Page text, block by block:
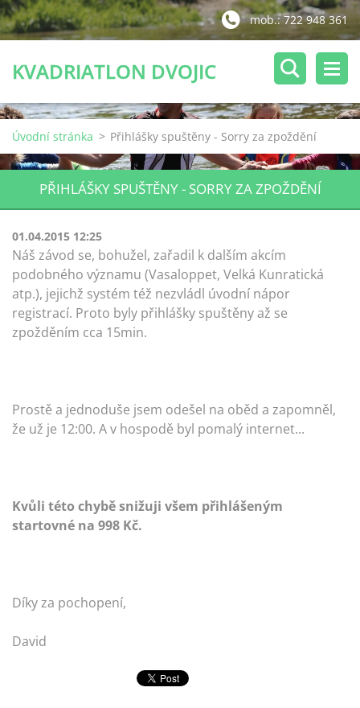
mob.: 722 948 361
KVADRIATLON DVOJIC
Úvodní stránka > Přihlášky spuštěny - Sorry za zpoždění
PŘIHLÁŠKY SPUŠTĚNY - SORRY ZA ZPOŽDĚNÍ
01.04.2015 12:25
Náš závod se, bohužel, zařadil k dalším akcím
podobného významu (Vasaloppet, Velká Kunratická
atp.), jejichž systém též nezvládl úvodní nápor
registrací. Proto byly přihlášky spuštěny až se
zpožděním cca 15min.
Prostě a jednoduše jsem odešel na oběd a zapomněl,
že už je 12:00. A v hospodě byl pomalý internet...
Kvůli této chybě snižuji všem přihlášeným
startovné na 998 Kč.
Díky za pochopení,
David